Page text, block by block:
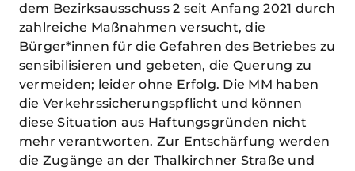
dem Bezirksausschuss 2 seit Anfang 2021 durch
zahlreiche Maßnahmen versucht, die
Bürger*innen für die Gefahren des Betriebes zu
sensibilisieren und gebeten, die Querung zu
vermeiden; leider ohne Erfolg. Die MM haben
die Verkehrssicherungspflicht und können
diese Situation aus Haftungsgründen nicht
mehr verantworten. Zur Entschärfung werden
die Zugänge an der Thalkirchner Straße und